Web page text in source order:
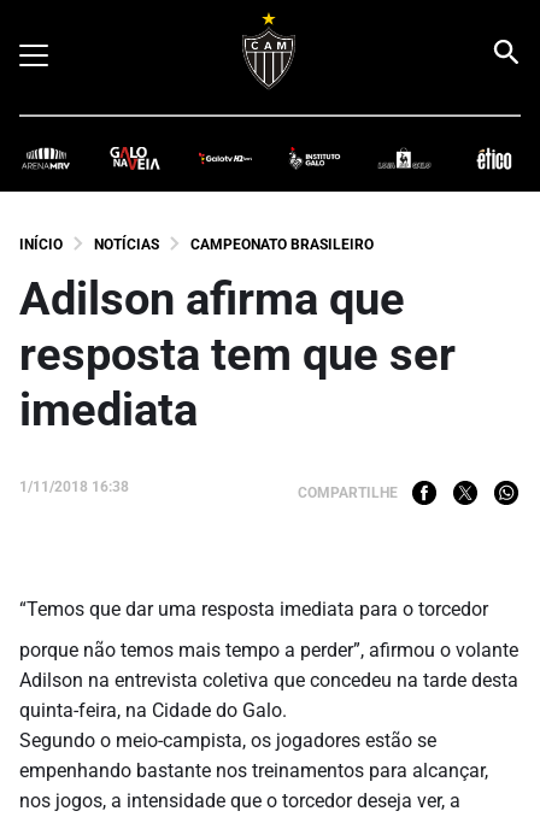
INÍCIO NOTÍCIAS CAMPEONATO BRASILEIRO
Adilson afirma que
resposta tem que ser
imediata
1/11/2018 16:38 COMPARTILHE
“Temos que dar uma resposta imediata para o torcedor
porque não temos mais tempo a perder”, afirmou o volante
Adilson na entrevista coletiva que concedeu na tarde desta
quinta-feira, na Cidade do Galo.
Segundo o meio-campista, os jogadores estão se
empenhando bastante nos treinamentos para alcançar,
nos jogos, a intensidade que o torcedor deseja ver, a